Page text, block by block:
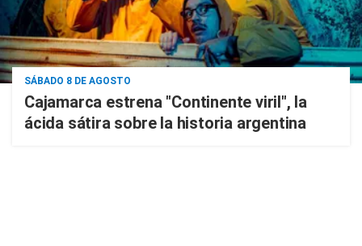
SÁBADO 8 DE AGOSTO
Cajamarca estrena "Continente viril", la
ácida sátira sobre la historia argentina